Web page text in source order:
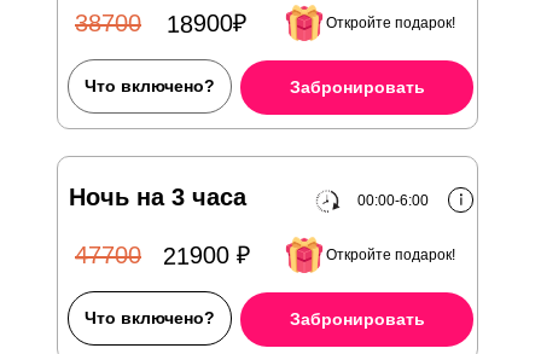
00:00-6:00
Ночь на 3 часа
Забронировать
Что включено?
47700 21900 ₽ Откройте подарок!
Забронировать
Что включено?
38700 18900₽ Откройте подарок!